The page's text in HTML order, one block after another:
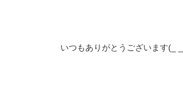
いつもありがとうございます(_